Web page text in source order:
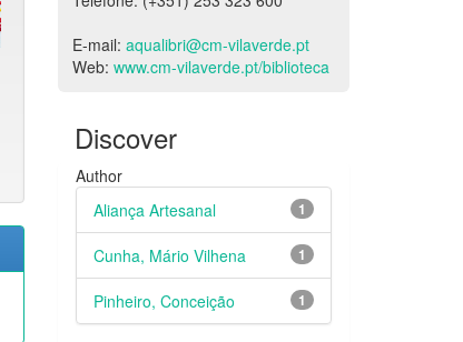
E-mail: aqualibri@cm-vilaverde.pt
Web: www.cm-vilaverde.pt/biblioteca
Discover
Author
1
Aliança Artesanal
1
Cunha, Mário Vilhena
1
Pinheiro, Conceição